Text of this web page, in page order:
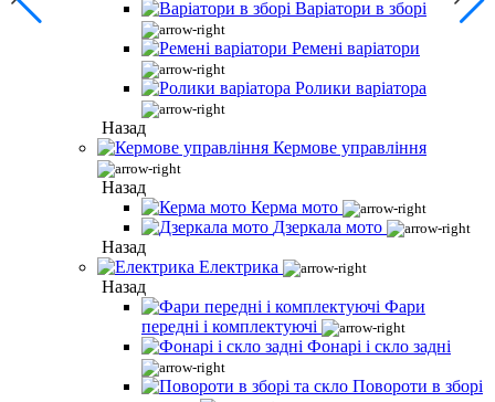
Варіатори в зборі
Ремені варіатори
Ролики варіатора
Назад
Кермове управління
Назад
Керма мото
Дзеркала мото
Назад
Електрика
Назад
Фари
передні і комплектуючі
Фонарі і скло задні
Повороти в зборі